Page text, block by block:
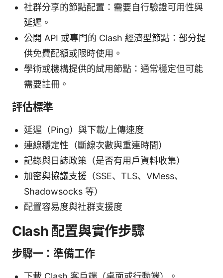
社群分享的節點配置：需要自行驗證可用性與
延遲。
公開 API 或專門的 Clash 經濟型節點：部分提
供免費配額或限時使用。
學術或機構提供的試用節點：通常穩定但可能
需要註冊。
評估標準
延遲（Ping）與下載/上傳速度
連線穩定性（斷線次數與重連時間）
記錄與日誌政策（是否有用戶資料收集）
加密與協議支援（SSE、TLS、VMess、
Shadowsocks 等）
配置容易度與社群支援度
Clash 配置與實作步驟
步驟一：準備工作